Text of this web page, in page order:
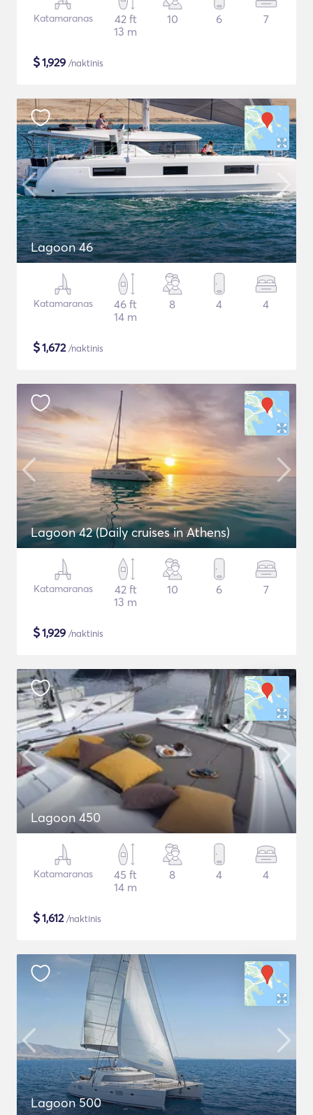
Katamaranas
42 ft
13 m
10 6 7
$1,929 /naktinis
Lagoon 46
Katamaranas
46 ft
14 m
8 4 4
$1,672/naktinis
Lagoon 42 (Daily cruises in Athens)
Katamaranas
42 ft
13 m
10 6 7
$1,929 /naktinis
Lagoon 450
Katamaranas
45 ft
14 m
8 4 4
$1,612/naktinis
Lagoon 500